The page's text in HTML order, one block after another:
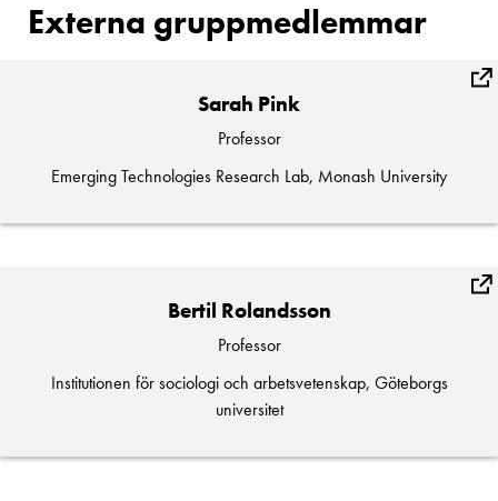
Externa gruppmedlemmar
Sarah Pink
Professor
Emerging Technologies Research Lab, Monash University
Bertil Rolandsson
Professor
Institutionen för sociologi och arbetsvetenskap, Göteborgs
universitet